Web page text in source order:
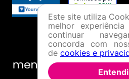
Este site utiliza
melhor
continuar
concorda com
de cookies e
Entendi